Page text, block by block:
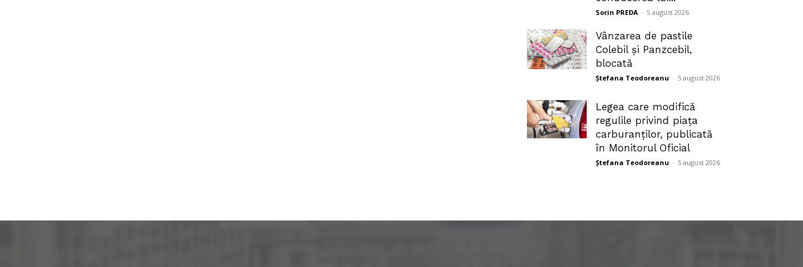
Sorin PREDA - 5 august 2026
Vânzarea de pastile
Colebil și Panzcebil,
blocată
Ștefana Teodoreanu - 5 august 2026
Legea care modifică
regulile privind piața
carburanților, publicată
în Monitorul Oficial
Ștefana Teodoreanu - 5 august 2026